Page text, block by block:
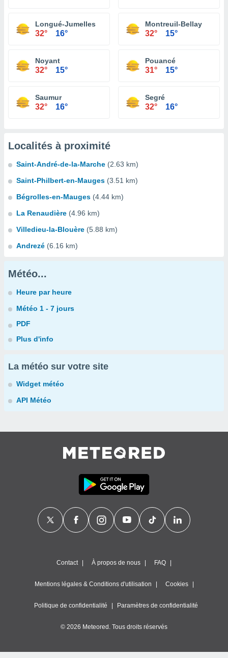
Longué-Jumelles
32° 16°
Montreuil-Bellay
32° 15°
Noyant
32° 15°
Pouancé
31° 15°
Saumur
32° 16°
Segré
32° 16°
Localités à proximité
Saint-André-de-la-Marche (2.63 km)
Saint-Philbert-en-Mauges (3.51 km)
Bégrolles-en-Mauges (4.44 km)
La Renaudière (4.96 km)
Villedieu-la-Blouère (5.88 km)
Andrezé (6.16 km)
Météo...
Heure par heure
Météo 1 - 7 jours
PDF
Plus d'info
La météo sur votre site
Widget météo
API Météo
Contact À propos de nous FAQ
Mentions légales & Conditions d'utilisation Cookies
Politique de confidentialité Paramètres de confidentialité
© 2026 Meteored. Tous droits réservés